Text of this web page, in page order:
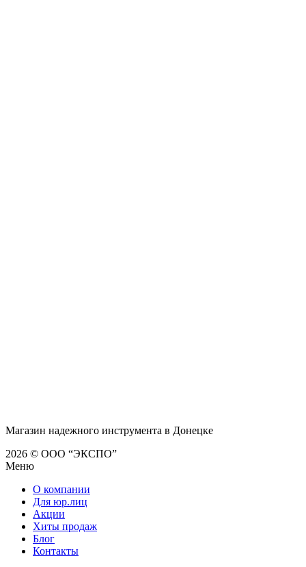
Магазин надежного инструмента в Донецке
2026 © ООО “ЭКСПО”
Меню
О компании
Для юр.лиц
Акции
Хиты продаж
Блог
Контакты